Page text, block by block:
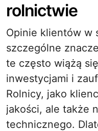
rolnictwie
Opinie klientów w
szczególne
te często wiążą
inwestycjami i
Rolnicy, jako
jakości, ale także
technicznego.